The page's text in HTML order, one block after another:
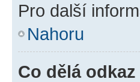
Pro další
Nahoru
Co dělá